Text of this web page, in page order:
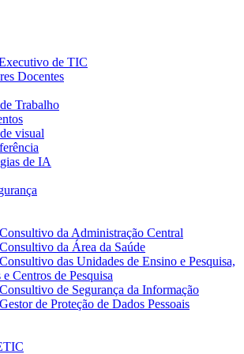
de TIC
Docentes
Trabalho
visual
de IA
da Administração Central
da Área da Saúde
das Unidades de Ensino e Pesquisa,
Centros de Pesquisa
de Segurança da Informação
de Proteção de Dados Pessoais